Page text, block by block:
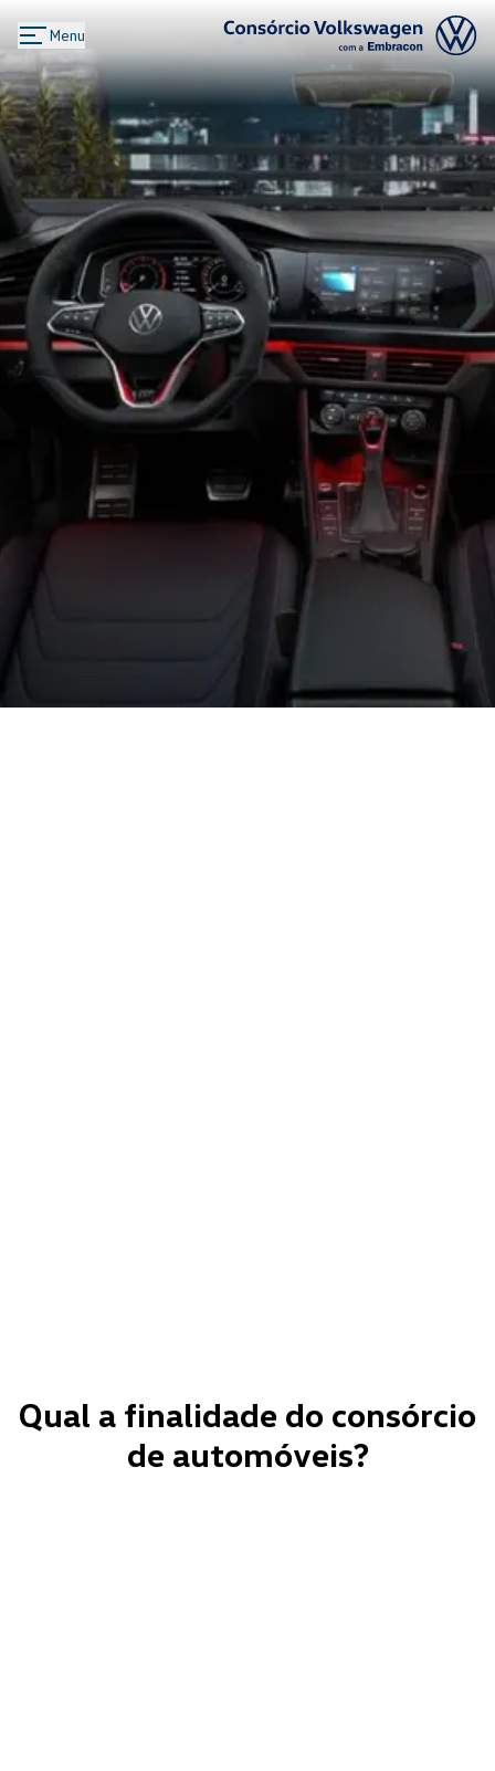
Menu
Logo Consórcio Volkswagen com
Qual a finalidade do consórcio
de automóveis?